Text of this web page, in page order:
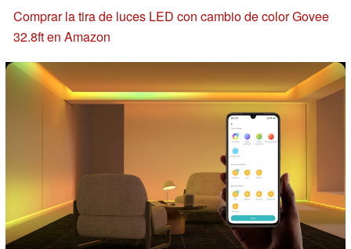
Comprar la tira de luces LED con cambio de color Govee
32.8ft en Amazon